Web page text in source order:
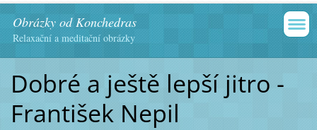
Obrázky od Konchedras
Relaxační a meditační obrázky
Dobré a ještě lepší jitro -
František Nepil